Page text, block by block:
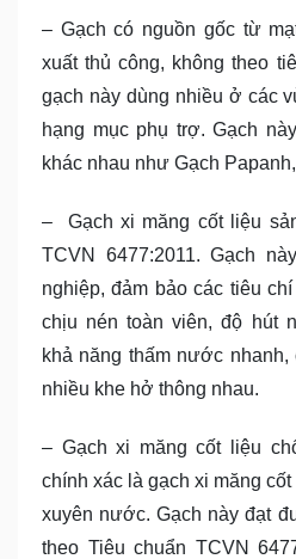
– Gạch có nguồn gốc từ
xuất thủ công, không theo
gạch này dùng nhiều ở các
hạng mục phụ trợ. Gạch
khác nhau như Gạch
– Gạch xi măng cốt liệu
TCVN 6477:2011. Gạch
nghiệp, đảm bảo các tiêu
chịu nén toàn viên, độ hút
khả năng thấm nước
nhiều khe hở thông nhau.
– Gạch xi măng cốt liệu
chính xác là gạch xi măng
xuyên nước. Gạch này đạt
theo Tiêu chuẩn TCVN